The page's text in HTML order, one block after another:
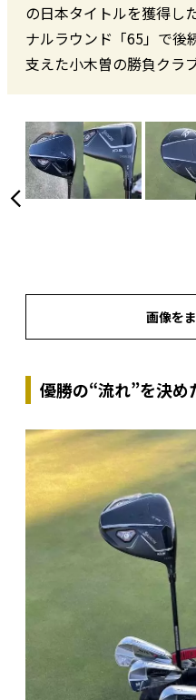
の日本タイトルを獲得し
ナルラウンド「65」で後
支えた小木曽の勝負クラ
画像を
優勝の“流れ”を決め